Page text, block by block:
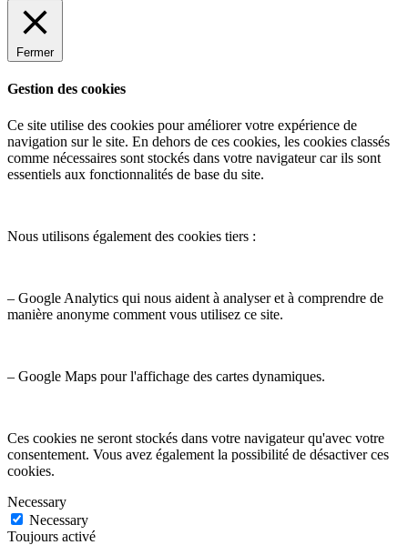
Fermer
Gestion des cookies
Ce site utilise des cookies pour améliorer votre expérience de
navigation sur le site. En dehors de ces cookies, les cookies classés
comme nécessaires sont stockés dans votre navigateur car ils sont
essentiels aux fonctionnalités de base du site.
Nous utilisons également des cookies tiers :
– Google Analytics qui nous aident à analyser et à comprendre de
manière anonyme comment vous utilisez ce site.
– Google Maps pour l'affichage des cartes dynamiques.
Ces cookies ne seront stockés dans votre navigateur qu'avec votre
consentement. Vous avez également la possibilité de désactiver ces
cookies.
Necessary
Necessary
Toujours activé